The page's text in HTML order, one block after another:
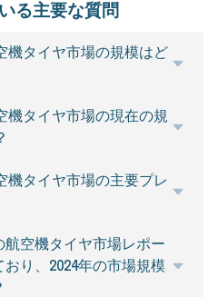
る主要な質問
機タイヤ市場の規模はど
機タイヤ市場の現在の規
機タイヤ市場の主要プレ
空機タイヤ市場レポー
り、2024年の市場規模